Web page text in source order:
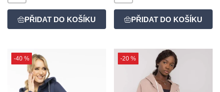
-40 % -20 %